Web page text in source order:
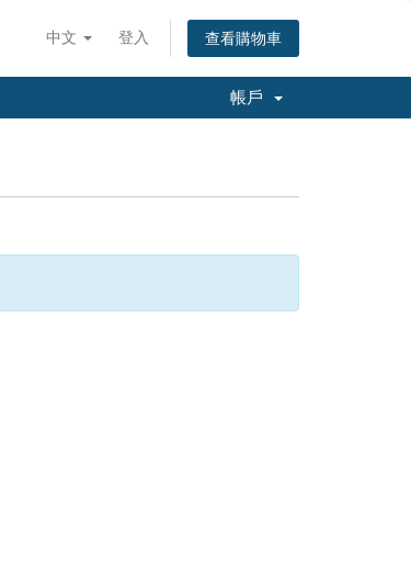
中文 登入 查看購物車
帳戶